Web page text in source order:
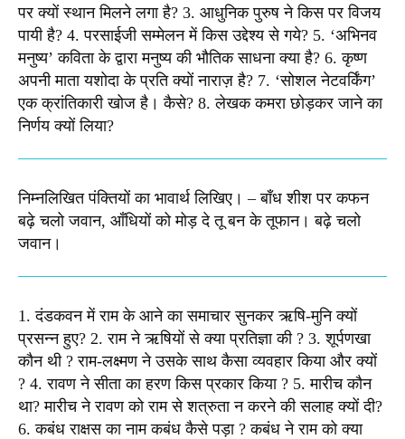
पर क्यों स्थान मिलने लगा है? 3. आधुनिक पुरुष ने किस पर विजय
पायी है? 4. परसाईजी सम्मेलन में किस उद्देश्य से गये? 5. ‘अभिनव
मनुष्य’ कविता के द्वारा मनुष्य की भौतिक साधना क्या है? 6. कृष्ण
अपनी माता यशोदा के प्रति क्यों नाराज़ है? 7. ‘सोशल नेटवर्किंग’
एक क्रांतिकारी खोज है। कैसे? 8. लेखक कमरा छोड़कर जाने का
निर्णय क्यों लिया?​
निम्नलिखित पंक्तियों का भावार्थ लिखिए। – बाँध शीश पर कफन
बढ़े चलो जवान, आँधियों को मोड़ दे तू बन के तूफान। बढ़े चलो
जवान। ​
1. दंडकवन में राम के आने का समाचार सुनकर ऋषि-मुनि क्यों
प्रसन्न हुए? 2. राम ने ऋषियों से क्या प्रतिज्ञा की ? 3. शूर्पणखा
कौन थी ? राम-लक्ष्मण ने उसके साथ कैसा व्यवहार किया और क्यों
? 4. रावण ने सीता का हरण किस प्रकार किया ? 5. मारीच कौन
था? मारीच ने रावण को राम से शत्रुता न करने की सलाह क्यों दी?
6. कबंध राक्षस का नाम कबंध कैसे पड़ा ? कबंध ने राम को क्या